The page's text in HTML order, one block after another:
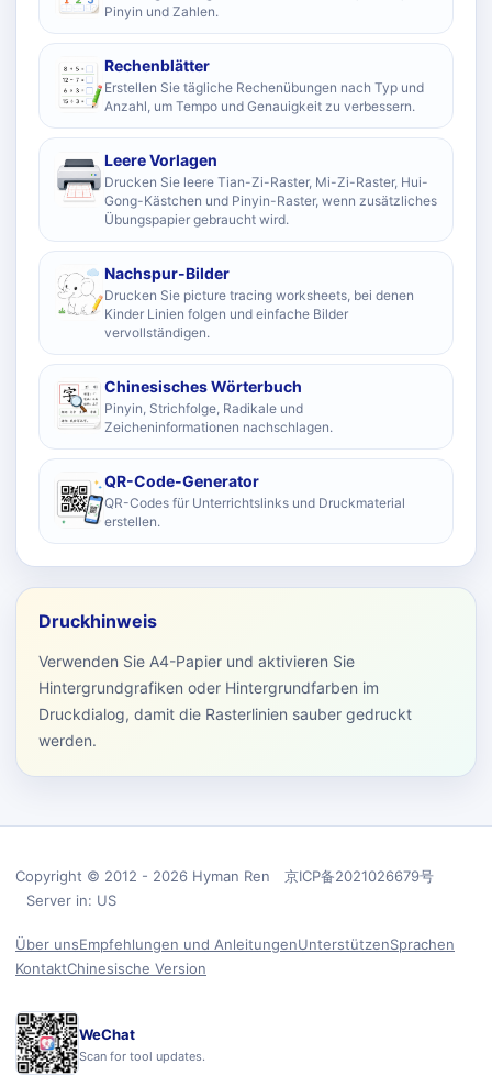
Pinyin und Zahlen.
Rechenblätter
Erstellen Sie tägliche Rechenübungen nach Typ und
Anzahl, um Tempo und Genauigkeit zu verbessern.
Leere Vorlagen
Drucken Sie leere Tian-Zi-Raster, Mi-Zi-Raster, Hui-
Gong-Kästchen und Pinyin-Raster, wenn zusätzliches
Übungspapier gebraucht wird.
Nachspur-Bilder
Drucken Sie picture tracing worksheets, bei denen
Kinder Linien folgen und einfache Bilder
vervollständigen.
Chinesisches Wörterbuch
Pinyin, Strichfolge, Radikale und
Zeicheninformationen nachschlagen.
QR-Code-Generator
QR-Codes für Unterrichtslinks und Druckmaterial
erstellen.
Druckhinweis
Verwenden Sie A4-Papier und aktivieren Sie
Hintergrundgrafiken oder Hintergrundfarben im
Druckdialog, damit die Rasterlinien sauber gedruckt
werden.
Copyright © 2012 - 2026 Hyman Ren 京ICP备2021026679号
Server in: US
Über unsEmpfehlungen und AnleitungenUnterstützenSprachen
KontaktChinesische Version
WeChat
Scan for tool updates.